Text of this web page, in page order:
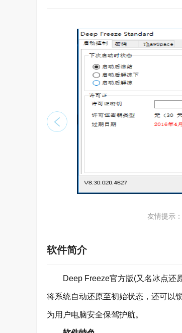
友情提示
软件简介
Deep Freeze官方版(又名冰点还
将系统自动还原至初始状态，还可以
为用户电脑安全保驾护航。